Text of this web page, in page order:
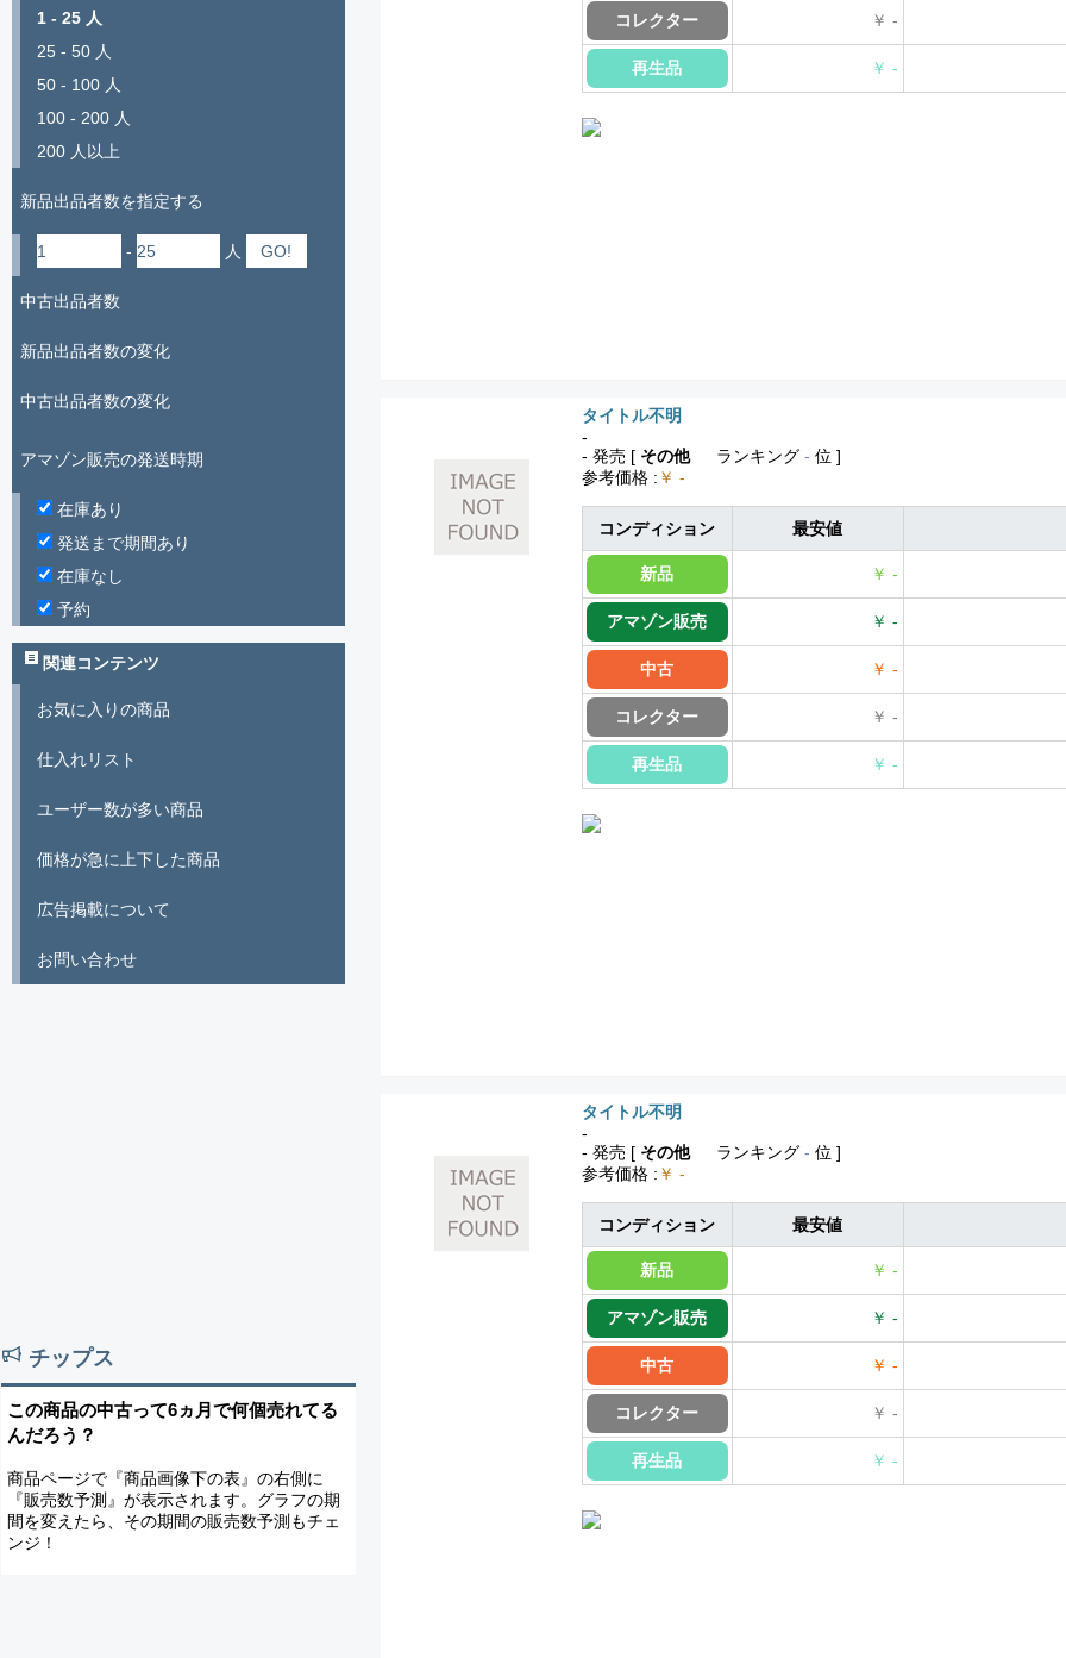
コレクター ￥ -
再生品 ￥ -
タイトル不明
-
- 発売 [ その他 ランキング - 位 ]
参考価格 : ￥ -
コンディション 最安値
新品 ￥ -
アマゾン販売 ￥ -
中古 ￥ -
コレクター ￥ -
再生品 ￥ -
タイトル不明
-
- 発売 [ その他 ランキング - 位 ]
参考価格 : ￥ -
コンディション 最安値
新品 ￥ -
アマゾン販売 ￥ -
中古 ￥ -
コレクター ￥ -
再生品 ￥ -
1 - 25 人
25 - 50 人
50 - 100 人
100 - 200 人
200 人以上
新品出品者数を指定する
- 人
中古出品者数
新品出品者数の変化
中古出品者数の変化
アマゾン販売の発送時期
在庫あり
発送まで期間あり
在庫なし
予約
関連コンテンツ
お気に入りの商品
仕入れリスト
ユーザー数が多い商品
価格が急に上下した商品
広告掲載について
お問い合わせ
チップス
この商品の中古って6ヵ月で何個売れてる
んだろう？
商品ページで『商品画像下の表』の右側に
『販売数予測』が表示されます。グラフの期
間を変えたら、その期間の販売数予測もチェ
ンジ！